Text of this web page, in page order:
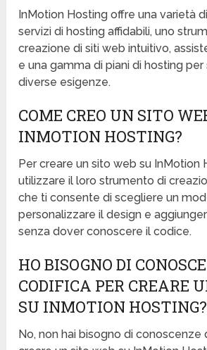
InMotion Hosting offre una varietà
servizi di hosting affidabili, uno
creazione di siti web intuitivo,
e una gamma di piani di hosting
diverse esigenze.
COME CREO UN SITO
INMOTION HOSTING?
Per creare un sito web su InMotion
utilizzare il loro strumento di
che ti consente di scegliere un
personalizzare il design e
senza dover conoscere il codice.
HO BISOGNO DI
CODIFICA PER CREARE
SU INMOTION HOSTING?
No, non hai bisogno di conoscenze